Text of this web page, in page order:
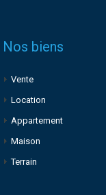
Nos biens
Vente
Location
Appartement
Maison
Terrain